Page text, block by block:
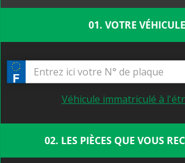
01. VOTRE VÉHICULE
Véhicule immatriculé à
02. LES PIÈCES QUE VOUS